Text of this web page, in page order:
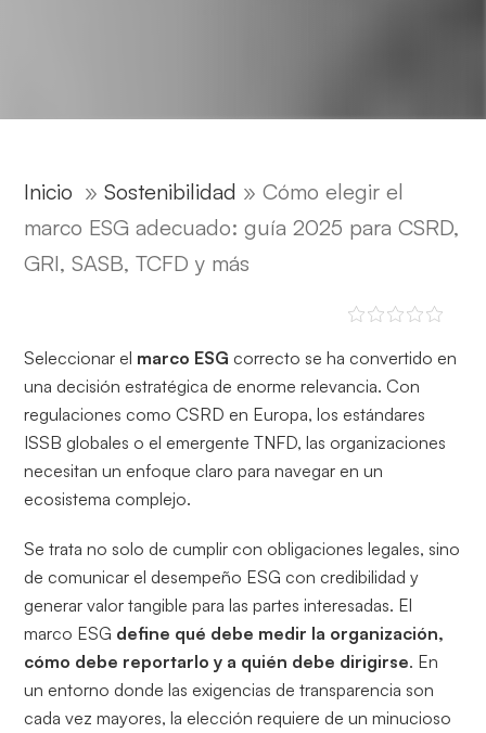
Inicio »Sostenibilidad »Cómo elegir el
marco ESG adecuado: guía 2025 para CSRD,
GRI, SASB, TCFD y más
Seleccionar el marco ESG correcto se ha convertido en
una decisión estratégica de enorme relevancia. Con
regulaciones como CSRD en Europa, los estándares
ISSB globales o el emergente TNFD, las organizaciones
necesitan un enfoque claro para navegar en un
ecosistema complejo.
Se trata no solo de cumplir con obligaciones legales, sino
de comunicar el desempeño ESG con credibilidad y
generar valor tangible para las partes interesadas. El
marco ESG define qué debe medir la organización,
cómo debe reportarlo y a quién debe dirigirse. En
un entorno donde las exigencias de transparencia son
cada vez mayores, la elección requiere de un minucioso